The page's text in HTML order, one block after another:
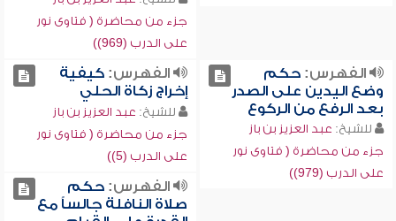
جزء من محاضرة ( فتاوى نور
على الدرب (969))
الفهرس:حكم
وضع اليدين على الصدر
بعد الرفع من الركوع
للشيخ: عبد العزيز بن باز
جزء من محاضرة ( فتاوى نور
على الدرب (979))
الفهرس:كيفية
إخراج زكاة الحلي
للشيخ: عبد العزيز بن باز
جزء من محاضرة ( فتاوى نور
على الدرب (5))
الفهرس:حكم
صلاة النافلة جالساً مع